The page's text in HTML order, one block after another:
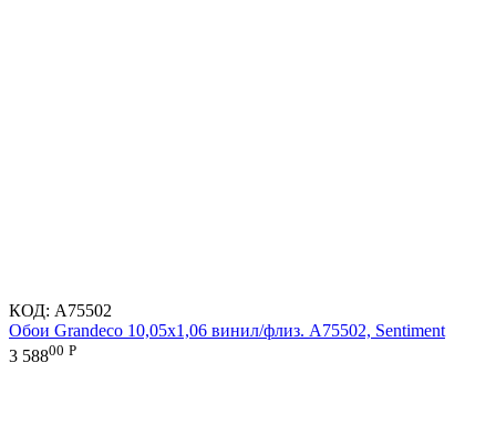
КОД: A75502
Обои Grandeco 10,05х1,06 винил/флиз. A75502, Sentiment
3 58800 Р